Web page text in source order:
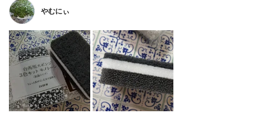
やむにぃ